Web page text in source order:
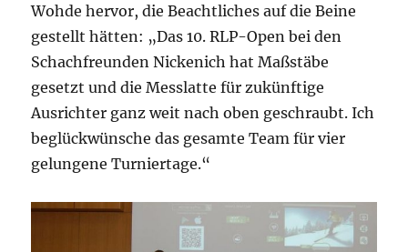
Wohde hervor, die Beachtliches auf die Beine
gestellt hätten: „Das 10. RLP-Open bei den
Schachfreunden Nickenich hat Maßstäbe
gesetzt und die Messlatte für zukünftige
Ausrichter ganz weit nach oben geschraubt. Ich
beglückwünsche das gesamte Team für vier
gelungene Turniertage.“